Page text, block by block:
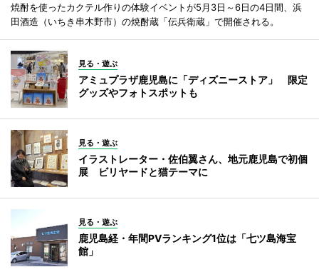
焼酎を使ったカクテル作りの体験イベントが5月3日～6日の4日間、浜
田酒造（いちき串木野市）の焼酎蔵「伝兵衛蔵」で開催される。
見る・遊ぶ
アミュプラザ鹿児島に「ディズニーストア」 限定
グッズやフォトスポットも
見る・遊ぶ
イラストレーター・佐伯翼さん、地元鹿児島で初個
展 ビリヤードと猫テーマに
見る・遊ぶ
鹿児島経・年間PVランキング1位は「七ツ島海宝
館」